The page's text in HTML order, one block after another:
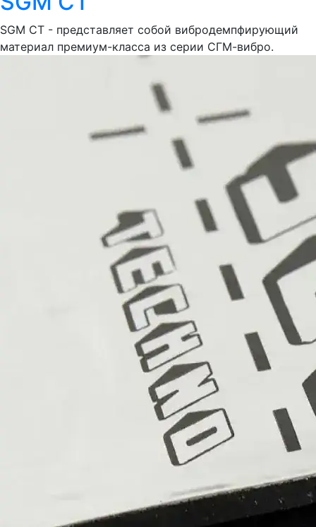
SGM СТ - представляет собой вибродемпфирующий
материал премиум-класса из серии СГМ-вибро.